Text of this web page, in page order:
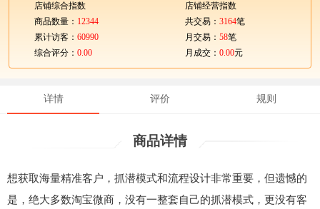
店铺综合指数
商品数量： 12344
累计访客： 60990
综合评分： 0.00
店铺经营指数
共交易： 3164笔
月交易： 58笔
月成交： 0.00元
详情 评价 规则
商品详情
想获取海量精准客户，抓潜模式和流程设计非常重要，但遗憾的
是，绝大多数淘宝微商，没有一整套自己的抓潜模式，更没有客